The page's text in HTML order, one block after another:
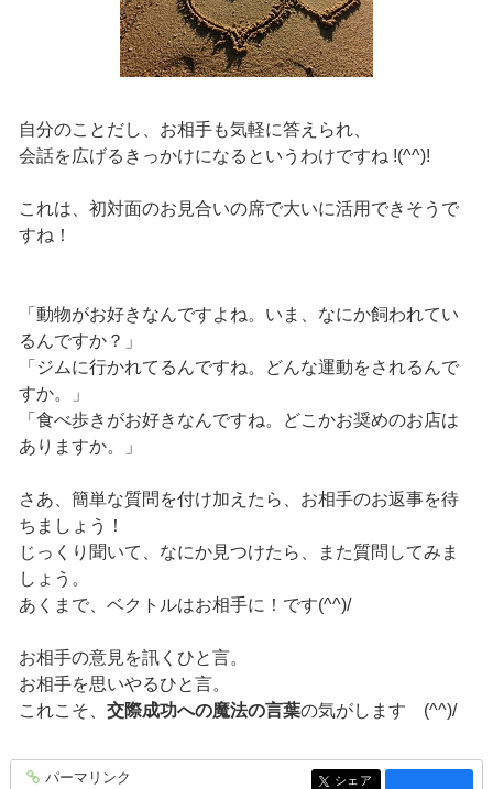
自分のことだし、お相手も気軽に答えられ、
会話を広げるきっかけになるというわけですね !(^^)!
これは、初対面のお見合いの席で大いに活用できそうで
すね！
「動物がお好きなんですよね。いま、なにか飼われてい
るんですか？」
「ジムに行かれてるんですね。どんな運動をされるんで
すか。」
「食べ歩きがお好きなんですね。どこかお奨めのお店は
ありますか。」
さあ、簡単な質問を付け加えたら、お相手のお返事を待
ちましょう！
じっくり聞いて、なにか見つけたら、また質問してみま
しょう。
あくまで、ベクトルはお相手に！です(^^)/
お相手の意見を訊くひと言。
お相手を思いやるひと言。
これこそ、 交際成功への魔法の言葉の気がします (^^)/
entry1409
パーマリンク entry1409
シェア